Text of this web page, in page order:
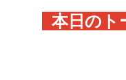
本日のト